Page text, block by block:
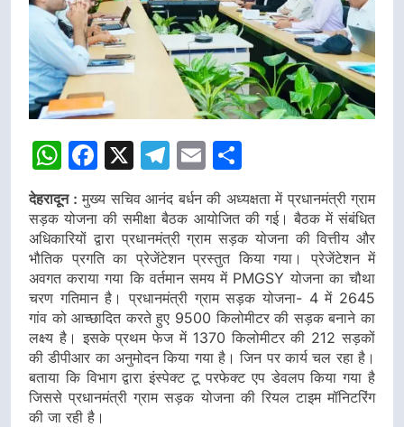
WhatsApp
Facebook
X Telegram
Email
देहरादून : मुख्य सचिव आनंद बर्धन की अध्यक्षता में प्रधानमंत्री ग्राम
सड़क योजना की समीक्षा बैठक आयोजित की गई। बैठक में संबंधित
अधिकारियों द्वारा प्रधानमंत्री ग्राम सड़क योजना की वित्तीय और
भौतिक प्रगति का प्रेजेंटेशन प्रस्तुत किया गया। प्रेजेंटेशन में
अवगत कराया गया कि वर्तमान समय में PMGSY योजना का चौथा
चरण गतिमान है। प्रधानमंत्री ग्राम सड़क योजना- 4 में 2645
गांव को आच्छादित करते हुए 9500 किलोमीटर की सड़क बनाने का
लक्ष्य है। इसके प्रथम फेज में 1370 किलोमीटर की 212 सड़कों
की डीपीआर का अनुमोदन किया गया है। जिन पर कार्य चल रहा है।
बताया कि विभाग द्वारा इंस्पेक्ट टू परफेक्ट एप डेवलप किया गया है
जिससे प्रधानमंत्री ग्राम सड़क योजना की रियल टाइम मॉनिटरिंग
की जा रही है।